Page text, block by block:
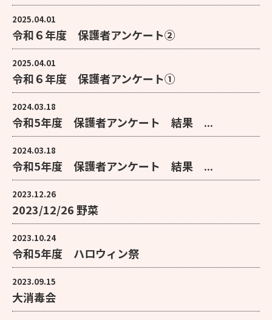
2025.04.01
令和６年度 保護者アンケート②
2025.04.01
令和６年度 保護者アンケート①
2024.03.18
令和5年度 保護者アンケート 結果 ...
2024.03.18
令和5年度 保護者アンケート 結果 ...
2023.12.26
2023/12/26 野菜
2023.10.24
令和5年度 ハロウィン祭
2023.09.15
大消毒会